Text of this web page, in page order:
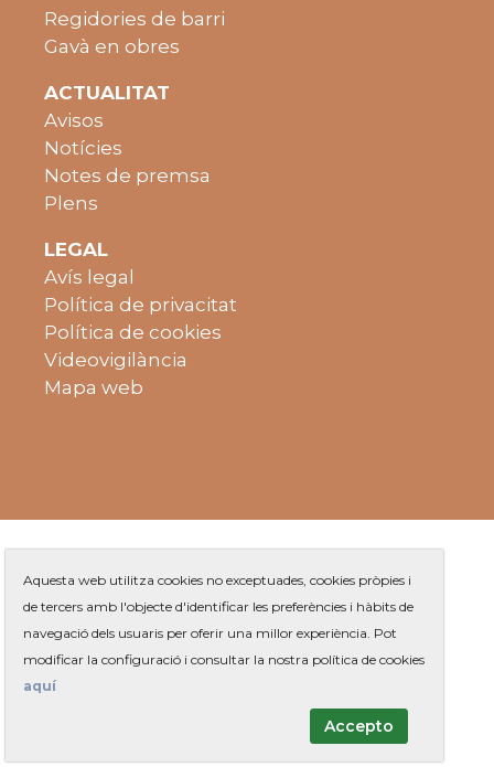
Regidories de barri
Gavà en obres
ACTUALITAT
Avisos
Notícies
Notes de premsa
Plens
LEGAL
Avís legal
Política de privacitat
Política de cookies
Videovigilància
Mapa web
Plaça de Jaume Balmes s/n
|
Aquesta web utilitza cookies no exceptuades, cookies pròpies i
de tercers amb l'objecte d'identificar les preferències i hàbits de
navegació dels usuaris per oferir una millor experiència. Pot
modificar la configuració i consultar la nostra política de cookies
aquí
Accepto